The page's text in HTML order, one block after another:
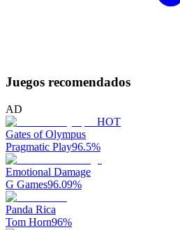
Juegos recomendados
AD
HOT
Gates of Olympus
Pragmatic Play96.5%
Emotional Damage
G Games96.09%
Panda Rica
Tom Horn96%